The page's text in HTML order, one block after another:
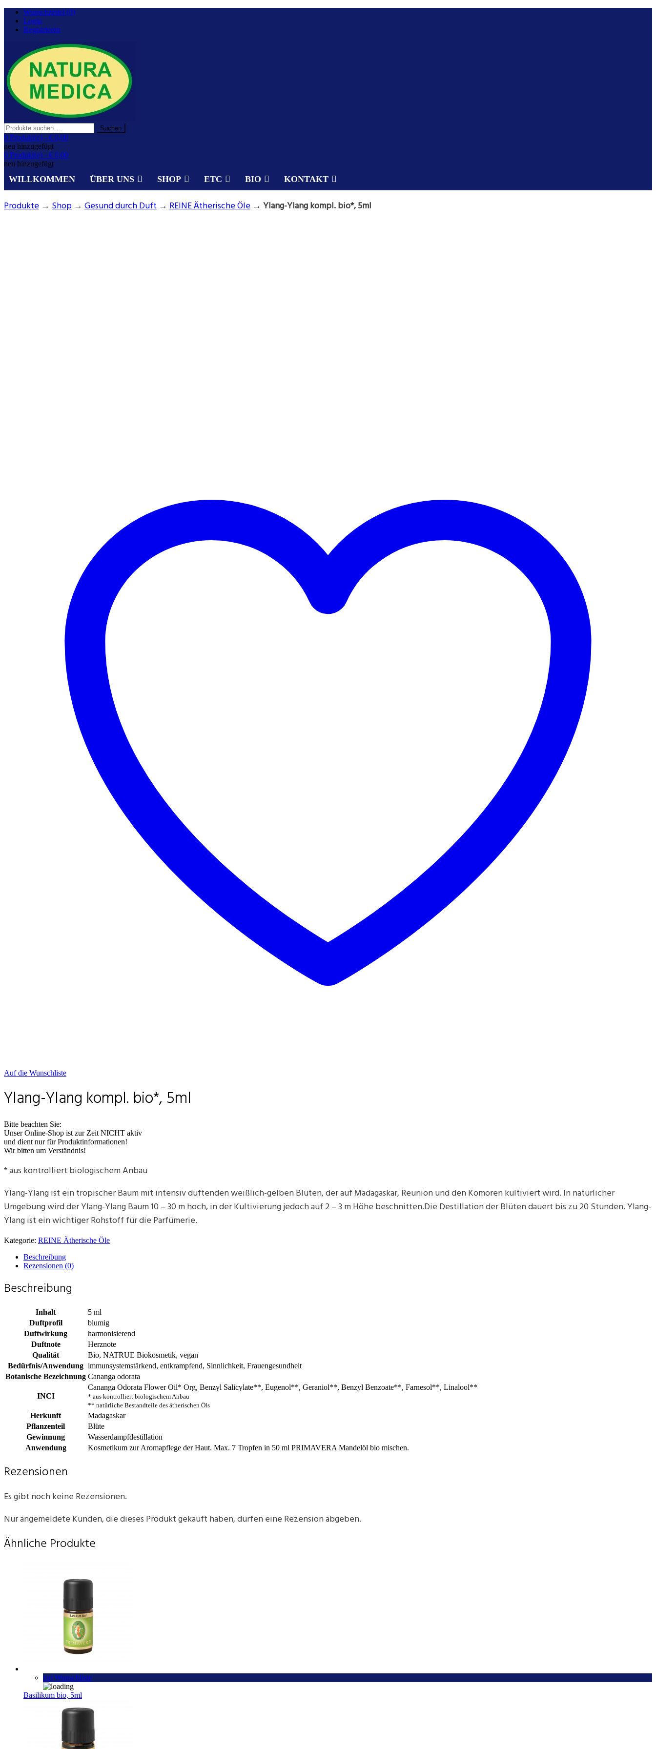
Zurück
zum
Inhalt
Wunschzettel (0)
Login
Registrieren
NATURA MEDICA
Gesundheit aus der Natur.
Suchen
nach:
Suchen
0 Produkt(e) - € 0,00
neu hinzugefügt
0 Produkt(e) - € 0,00
neu hinzugefügt
WILLKOMMEN ÜBER UNS SHOP ETC BIO KONTAKT
Produkte → Shop → Gesund durch Duft → REINE Ätherische Öle → Ylang-Ylang kompl. bio*, 5ml
Auf die Wunschliste
Ylang-Ylang kompl. bio*, 5ml
Bitte beachten Sie:
Unser Online-Shop ist zur Zeit NICHT aktiv
und dient nur für Produktinformationen!
Wir bitten um Verständnis!
* aus kontrolliert biologischem Anbau
Ylang-Ylang ist ein tropischer Baum mit intensiv duftenden weißlich-gelben Blüten, der auf Madagaskar, Reunion und den Komoren kultiviert wird. In natürlicher
Umgebung wird der Ylang-Ylang Baum 10 – 30 m hoch, in der Kultivierung jedoch auf 2 – 3 m Höhe beschnitten.Die Destillation der Blüten dauert bis zu 20 Stunden. Ylang-
Ylang ist ein wichtiger Rohstoff für die Parfümerie.
Kategorie: REINE Ätherische Öle
Beschreibung
Rezensionen (0)
Beschreibung
Inhalt
5 ml
Duftprofil
blumig
Duftwirkung
harmonisierend
Duftnote
Herznote
Qualität
Bio, NATRUE Biokosmetik, vegan
Bedürfnis/Anwendung immunsystemstärkend, entkrampfend, Sinnlichkeit, Frauengesundheit
Botanische Bezeichnung Cananga odorata
INCI
Cananga Odorata Flower Oil* Org, Benzyl Salicylate**, Eugenol**, Geraniol**, Benzyl Benzoate**, Farnesol**, Linalool**
* aus kontrolliert biologischem Anbau
** natürliche Bestandteile des ätherischen Öls
Herkunft
Madagaskar
Pflanzenteil
Blüte
Gewinnung
Wasserdampfdestillation
Anwendung
Kosmetikum zur Aromapflege der Haut. Max. 7 Tropfen in 50 ml PRIMAVERA Mandelöl bio mischen.
Rezensionen
Es gibt noch keine Rezensionen.
Nur angemeldete Kunden, die dieses Produkt gekauft haben, dürfen eine Rezension abgeben.
Ähnliche Produkte
zur Wunschliste
Basilikum bio, 5ml